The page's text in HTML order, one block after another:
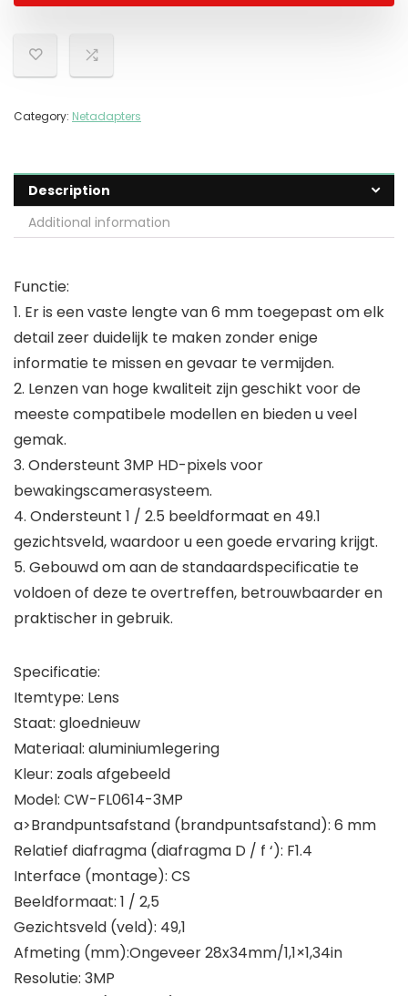
Category: Netadapters
Description
Additional information
Functie:
1. Er is een vaste lengte van 6 mm toegepast om elk
detail zeer duidelijk te maken zonder enige
informatie te missen en gevaar te vermijden.
2. Lenzen van hoge kwaliteit zijn geschikt voor de
meeste compatibele modellen en bieden u veel
gemak.
3. Ondersteunt 3MP HD-pixels voor
bewakingscamerasysteem.
4. Ondersteunt 1 / 2.5 beeldformaat en 49.1
gezichtsveld, waardoor u een goede ervaring krijgt.
5. Gebouwd om aan de standaardspecificatie te
voldoen of deze te overtreffen, betrouwbaarder en
praktischer in gebruik.
Specificatie:
Itemtype: Lens
Staat: gloednieuw
Materiaal: aluminiumlegering
Kleur: zoals afgebeeld
Model: CW-FL0614-3MP
a>Brandpuntsafstand (brandpuntsafstand): 6 mm
Relatief diafragma (diafragma D / f ‘): F1.4
Interface (montage): CS
Beeldformaat: 1 / 2,5
Gezichtsveld (veld): 49,1
Afmeting (mm):Ongeveer 28x34mm/1,1×1,34in
Resolutie: 3MP